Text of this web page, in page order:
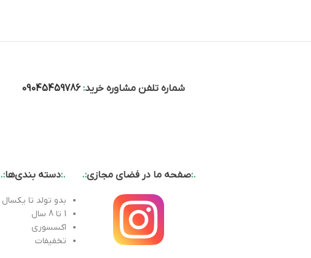
شماره تلفن مشاوره خرید:
09045459786
.:صفحه ما در فضای مجازی:.
.:دسته بندی‌ها:.
بدو تولد تا یکسال
1 تا 8 سال
اکسسوری
تخفیفات